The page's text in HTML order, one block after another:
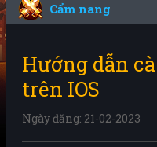
Cẩm nang
Hướng dẫn
trên IOS
Ngày đăng: 21-02-2023